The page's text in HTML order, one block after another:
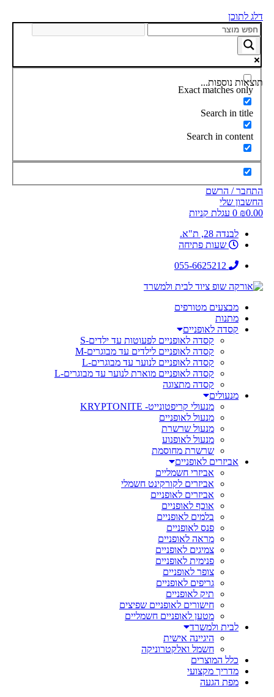
דלג לתוכן
תוצאות נוספות...
Exact matches only
Search in title
Search in content
התחבר / הרשם
החשבון שלי
₪0.00
0 עגלת קניות
לבנדה 28, ת"א.
שעות פתיחה
055-6625212
מבצעים מטורפים
מתנות
קסדה לאופניים
קסדה לאופניים לפעוטות עד ילדים-S
קסדה לאופניים לילדים עד מבוגרים-M
קסדה לאופניים לנוער עד מבוגרים-L
קסדה לאופניים מוארת לנוער עד מבוגרים-L
קסדה מתצוגה
מנעולים
מנעולי קריפטונייט- KRYPTONITE
מנעול לאופניים
מנעול שרשרת
מנעול לאופנוע
שרשרת מחוסמת
אביזרים לאופניים
אביזרי חשמליים
אביזרים לקורקינט חשמלי
אביזרים לאופניים
אוכף לאופניים
בלמים לאופניים
פנס לאופניים
מראה לאופניים
צמיגים לאופניים
פנימית לאופניים
צופר לאופניים
גריפים לאופניים
תיק לאופניים
חישורים לאופניים שפיצים
מטען לאופניים חשמליים
לבית ולמשרד
היגיינה אישית
חשמל ואלקטרוניקה
כלל המוצרים
מדריך מקצועי
מפת הגעה